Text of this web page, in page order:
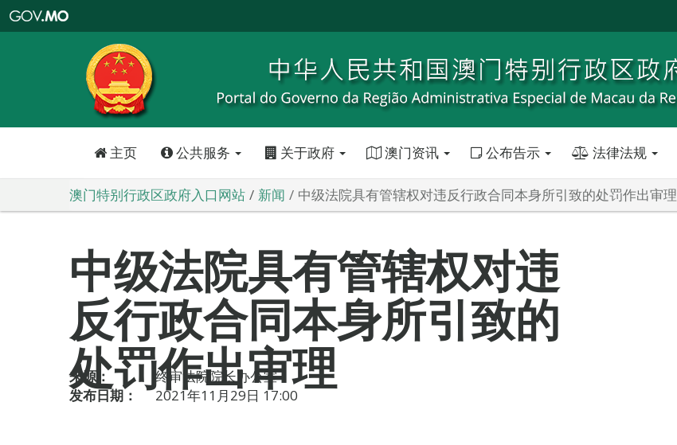
特
政
区
政
口
主页 公共服务 关于政府 澳门资讯 公布告示 法律法规
澳门特别行政区政府入口网站 新闻 中级法院具有管辖权对违反行政合同本身所引致的处罚作出审理
中级法院具有管辖权对违
反行政合同本身所引致的
处罚作出审理
来源：
终审法院院长办公室
发布日期：
2021年11月29日 17:00